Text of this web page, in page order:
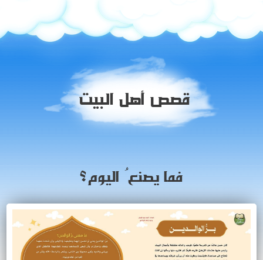
قصص أهل البيت
فما يصنعُ اليوم؟